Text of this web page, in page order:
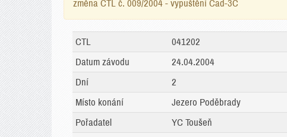
změna CTL č. 009/2004 - vypuštění Cad-3C
CTL
041202
Datum závodu
24.04.2004
Dní
2
Místo konání
Jezero Poděbrady
Pořadatel
YC Toušeň